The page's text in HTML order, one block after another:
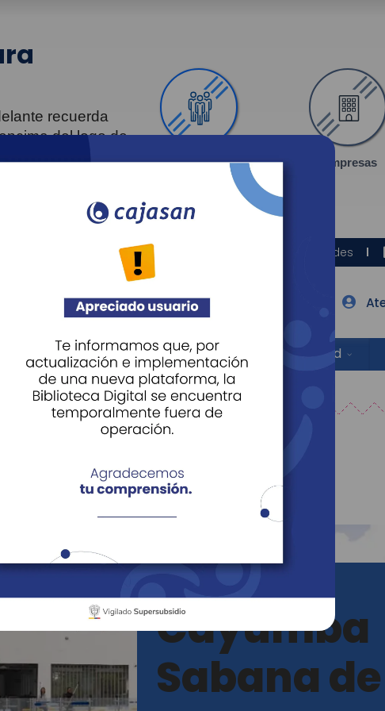
recuerda
del logo de
Personas Empresas
Sedes
Agéndate
Recreación Educación Cultura Salud
Sabana